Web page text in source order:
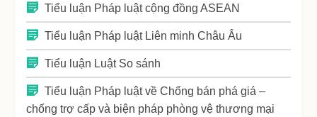
Tiểu luận Pháp luật cộng đồng ASEAN
Tiểu luận Pháp luật Liên minh Châu Âu
Tiểu luận Luật So sánh
Tiểu luận Pháp luật về Chống bán phá giá –
chống trợ cấp và biện pháp phòng vệ thương mại